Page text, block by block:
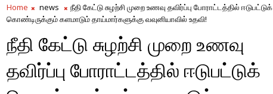
Home news
நீதி கேட்டு சுழற்சி முறை உணவு தவிர்ப்பு போராட்டத்தில் ஈடுபட்டுக்
கொண்டிருக்கும் களமாடும் தாய்மார்களுக்கு வவுனியாவில் உதவி!
நீதி கேட்டு சுழற்சி முறை உணவு
தவிர்ப்பு போராட்டத்தில் ஈடுபட்டுக்